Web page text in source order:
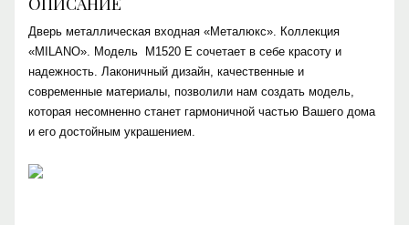
Дверь металлическая входная «Металюкс». Коллекция
«MILANO». Модель М1520 Е сочетает в себе красоту и
надежность. Лаконичный дизайн, качественные и
современные материалы, позволили нам создать модель,
которая несомненно станет гармоничной частью Вашего дома
и его достойным украшением.